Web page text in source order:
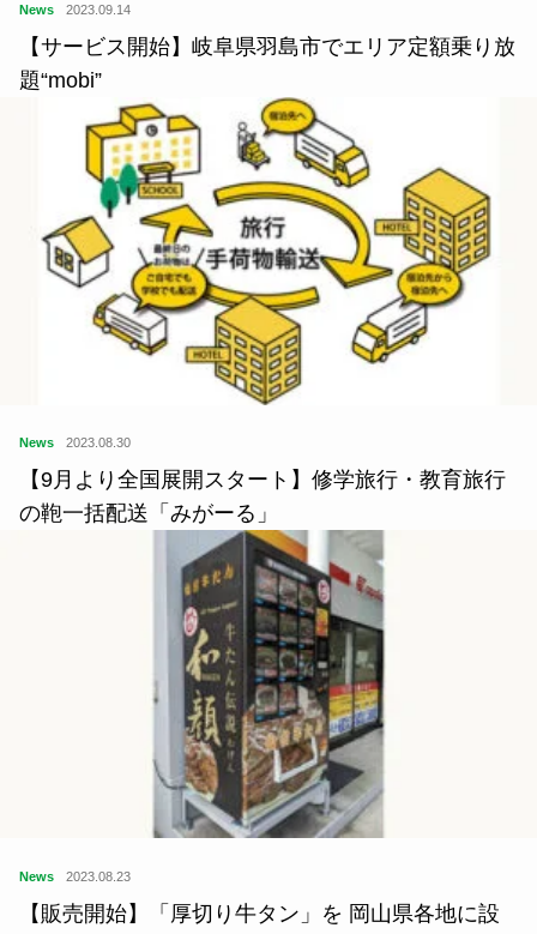
News 2023.09.14
【サービス開始】岐阜県羽島市でエリア定額乗り放
題“mobi”
News 2023.08.30
【9月より全国展開スタート】修学旅行・教育旅行
の鞄一括配送「みがーる」
News 2023.08.23
【販売開始】「厚切り牛タン」を 岡山県各地に設